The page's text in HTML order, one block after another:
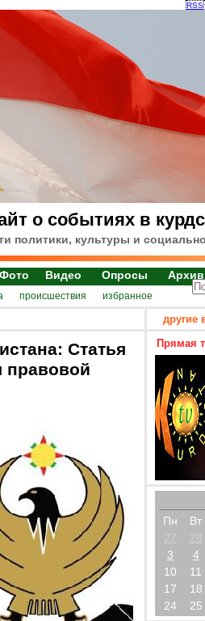
RSS
о событиях в
политики, культуры и
Фото Видео Опросы Архив
происшествия избранное
Статья
правовой
другие
Прямая
Пн Вт
27
28
3
4
10
11
17
18
24
25